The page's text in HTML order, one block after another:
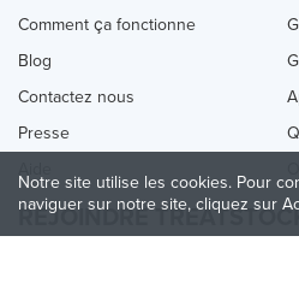
Comment ça fonctionne
Blog
Contactez nous
Presse
REJOINDRE
Notre site utilise les cookies. Pour
naviguer sur notre site, cliquez sur